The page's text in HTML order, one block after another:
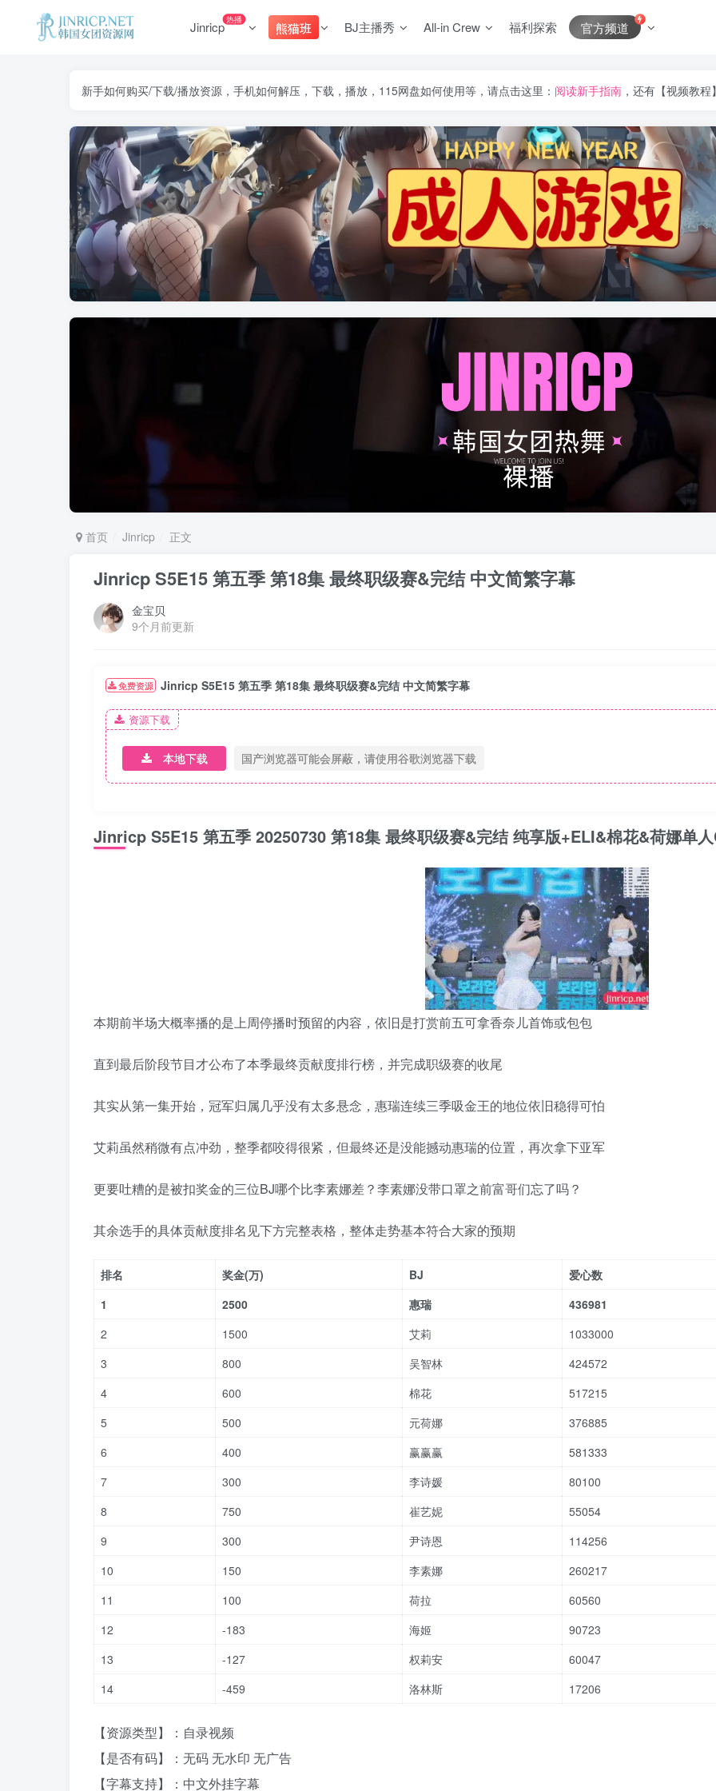
Jinricp热播
熊猫班 BJ主播秀 All-in Crew 福利探索 官方频道
新手如何购买/下载/播放资源，手机如何解压，下载，播放，115网盘如何使用等，请点击这里： 阅读新手指南 ，还有【视频教
首页 Jinricp 正文
Jinricp S5E15 第五季 第18集 最终职级赛&完结 中文简繁字幕
金宝贝
9个月前更新
免费资源 Jinricp S5E15 第五季 第18集 最终职级赛&完结 中文简繁字幕
资源下载
本地下载 国产浏览器可能会屏蔽，请使用谷歌浏览器下载
Jinricp S5E15 第五季 20250730 第18集 最终职级赛&完结 纯享版+ELI&棉花&荷娜单
本期前半场大概率播的是上周停播时预留的内容，依旧是打赏前五可拿香奈儿首饰或包包
直到最后阶段节目才公布了本季最终贡献度排行榜，并完成职级赛的收尾
其实从第一集开始，冠军归属几乎没有太多悬念，惠瑞连续三季吸金王的地位依旧稳得可怕
艾莉虽然稍微有点冲劲，整季都咬得很紧，但最终还是没能撼动惠瑞的位置，再次拿下亚军
更要吐糟的是被扣奖金的三位BJ哪个比李素娜差？李素娜没带口罩之前富哥们忘了吗？
其余选手的具体贡献度排名见下方完整表格，整体走势基本符合大家的预期
排名 奖金(万) BJ 爱心数
1
2500 惠瑞 436981
2
1500 艾莉 1033000
3
800 吴智林 424572
4
600 棉花 517215
5
500 元荷娜 376885
6
400 赢赢赢 581333
7
300 李诗媛 80100
8
750 崔艺妮 55054
9
300 尹诗恩 114256
10
150 李素娜 260217
11
100 荷拉 60560
12
-183 海姬 90723
13
-127 权莉安 60047
14
-459 洛林斯 17206
【资源类型】：自录视频
【是否有码】：无码 无水印 无广告
【字幕支持】：中文外挂字幕